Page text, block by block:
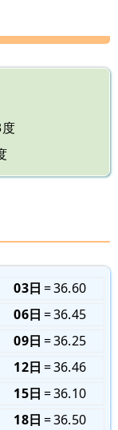
03日
36.60
06日
36.45
09日
36.25
12日
36.46
15日
36.10
18日 36.50